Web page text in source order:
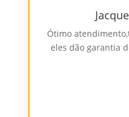
Ótimo
eles dão garantia